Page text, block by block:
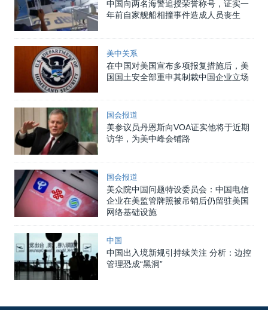
中国向两名海警追授荣誉称号，证实一
年前自家舰船相撞事件造成人员丧生
美中关系
在中国对美国宣布多项报复措施后，美
国国土安全部重申其制裁中国企业立场
国会报道
美参议员丹恩斯向VOA证实他将于近期
访华，为美中峰会铺路
国会报道
美众院中国问题特设委员会：中国电信
企业在美监管牌照被吊销后仍留驻美国
网络基础设施
中国
中国出入境新规引持续关注 分析：边控
管理恐成“黑洞”